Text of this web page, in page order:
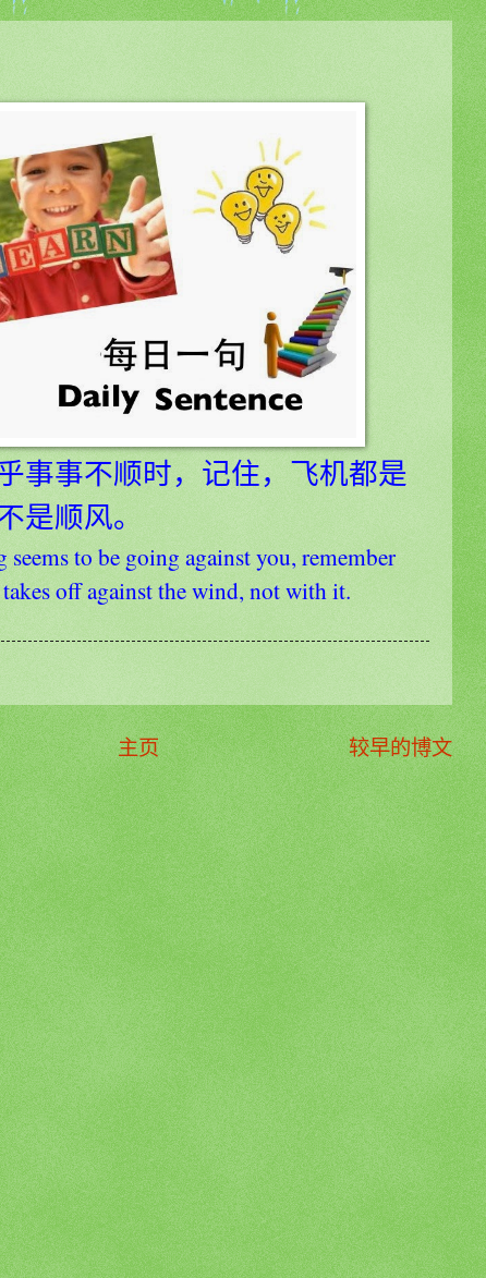
事事不顺时，记住，飞机都是
是顺风。
seems to be going against you, remember
off against the wind, not with it.
较早的博文
主页